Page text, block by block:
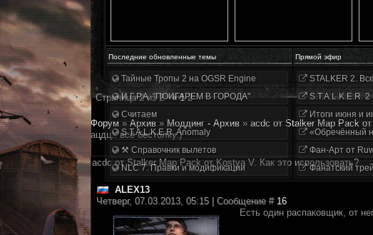
Последние обновленные темы Прямой эфир
Тайные Тропы 2 на OGSR Engine
И.Г.Р.А. "ПОИГАРЕМ В ГОРОДА"
Считаем
S.T.A.L.K.E.R. Anomaly
⚒ Справочник вылетов
NLC 7. Правки и модификации
STALKER 2.
S.T.A.L.K.E.R.
Итоги июня и
«Обречённый
Фан-Арт от
Фанатский
Страница2из2 « 1 2
Форум » Архив » Моддинг - Архив » acdc от Stalker Map Pack
ацдц.. всё бестолку.)
acdc от Stalker Map Pack от Kostya V. Как это использовать?
ALEX13
Четверг, 07.03.2013, 05:15 | Сообщение # 16
Есть один распаковщик, от